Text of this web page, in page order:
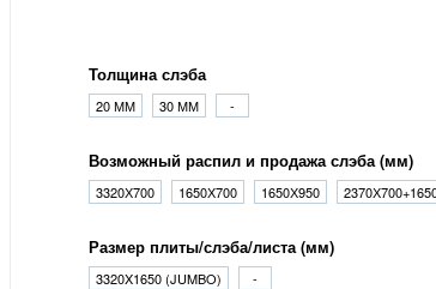
Толщина слэба
20 ММ 30 ММ -
Возможный распил и продажа слэба (мм)
3320Х700 1650Х700 1650Х950
Размер плиты/слэба/листа (мм)
3320X1650 (JUMBO) -